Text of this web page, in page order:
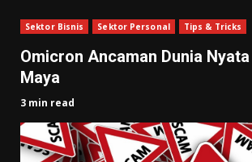
Sektor Bisnis Sektor Personal Tips & Tricks
Omicron Ancaman Dunia
Maya
3 min read